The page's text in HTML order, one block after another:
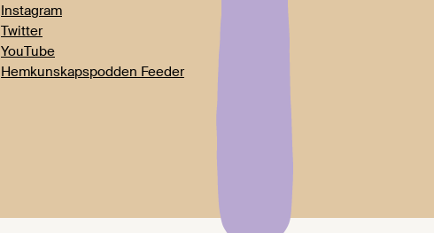
Instagram
Twitter
YouTube
Hemkunskapspodden Feeder